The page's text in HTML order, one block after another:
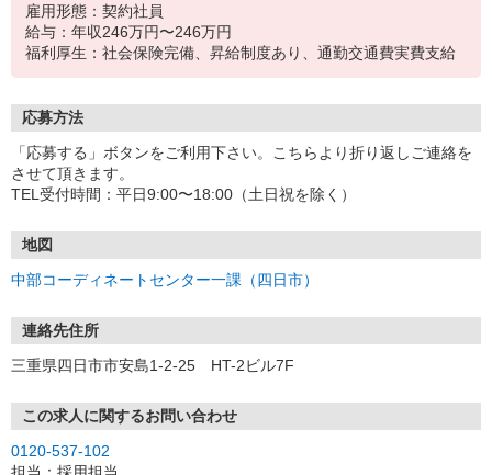
雇用形態：契約社員
給与：年収246万円〜246万円
福利厚生：社会保険完備、昇給制度あり、通勤交通費実費支給
応募方法
「応募する」ボタンをご利用下さい。こちらより折り返しご連絡を
させて頂きます。
TEL受付時間：平日9:00〜18:00（土日祝を除く）
地図
中部コーディネートセンター一課（四日市）
連絡先住所
三重県四日市市安島1-2-25 HT-2ビル7F
この求人に関するお問い合わせ
0120-537-102